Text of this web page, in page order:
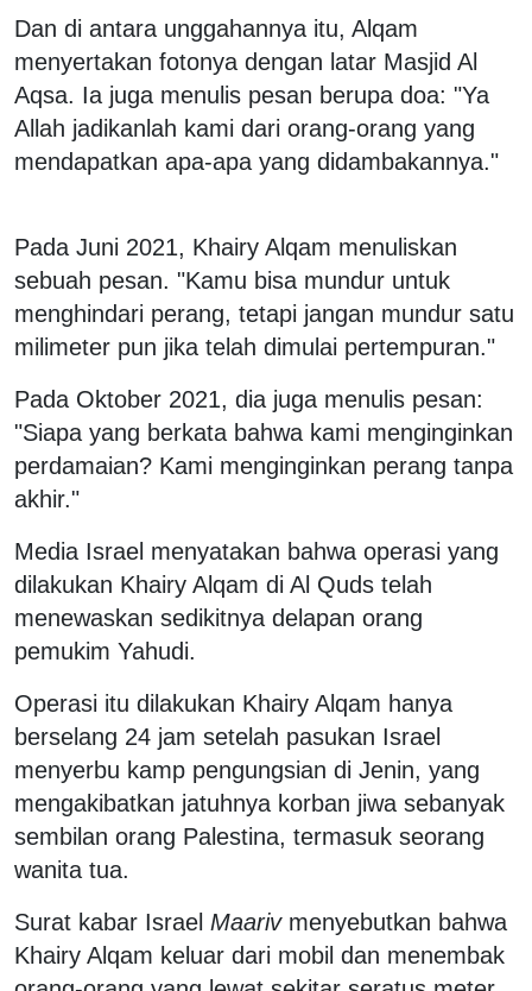
Dan di antara unggahannya itu, Alqam
menyertakan fotonya dengan latar Masjid Al
Aqsa. Ia juga menulis pesan berupa doa: "Ya
Allah jadikanlah kami dari orang-orang yang
mendapatkan apa-apa yang didambakannya."
Pada Juni 2021, Khairy Alqam menuliskan
sebuah pesan. "Kamu bisa mundur untuk
menghindari perang, tetapi jangan mundur satu
milimeter pun jika telah dimulai pertempuran."
Pada Oktober 2021, dia juga menulis pesan:
"Siapa yang berkata bahwa kami menginginkan
perdamaian? Kami menginginkan perang tanpa
akhir."
Media Israel menyatakan bahwa operasi yang
dilakukan Khairy Alqam di Al Quds telah
menewaskan sedikitnya delapan orang
pemukim Yahudi.
Operasi itu dilakukan Khairy Alqam hanya
berselang 24 jam setelah pasukan Israel
menyerbu kamp pengungsian di Jenin, yang
mengakibatkan jatuhnya korban jiwa sebanyak
sembilan orang Palestina, termasuk seorang
wanita tua.
Surat kabar Israel Maarivmenyebutkan bahwa
Khairy Alqam keluar dari mobil dan menembak